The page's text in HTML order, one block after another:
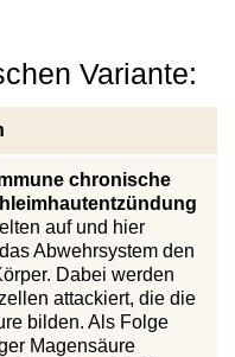
Variante:
chronische
auf und hier
Abwehrsystem den
Dabei werden
attackiert, die die
bilden. Als Folge
Magensäure